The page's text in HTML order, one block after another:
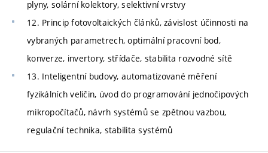
plyny, solární kolektory, selektivní vrstvy
12. Princip fotovoltaických článků, závislost účinnosti na
vybraných parametrech, optimální pracovní bod,
konverze, invertory, střídače, stabilita rozvodné sítě
13. Inteligentní budovy, automatizované měření
fyzikálních veličin, úvod do programování jednočipových
mikropočítačů, návrh systémů se zpětnou vazbou,
regulační technika, stabilita systémů